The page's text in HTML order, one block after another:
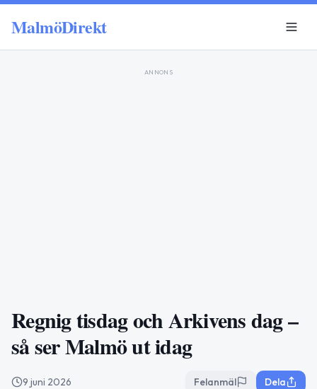
MalmöDirekt
ANNONS
Regnig tisdag och Arkivens dag –
så ser Malmö ut idag
9 juni 2026 Felanmäl Dela